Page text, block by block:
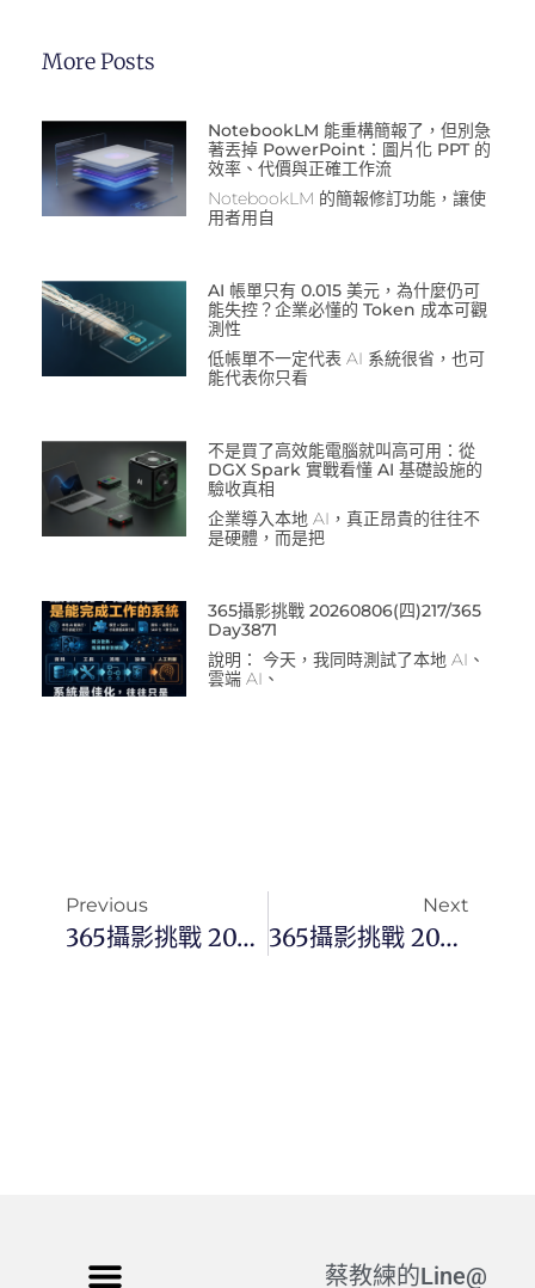
More Posts
NotebookLM 能重構簡報了，但別急
著丟掉 PowerPoint：圖片化 PPT 的
效率、代價與正確工作流
NotebookLM 的簡報修訂功能，讓使
用者用自
AI 帳單只有 0.015 美元，為什麼仍可
能失控？企業必懂的 Token 成本可觀
測性
低帳單不一定代表 AI 系統很省，也可
能代表你只看
不是買了高效能電腦就叫高可用：從
DGX Spark 實戰看懂 AI 基礎設施的
驗收真相
企業導入本地 AI，真正昂貴的往往不
是硬體，而是把
365攝影挑戰 20260806(四)217/365
Day3871
說明： 今天，我同時測試了本地 AI、
雲端 AI、
Previous
365攝影挑戰 20250907(日)250/365 Day3519
Next
365攝影挑戰 20250909(二)252/365 Day3521
蔡教練的Line@